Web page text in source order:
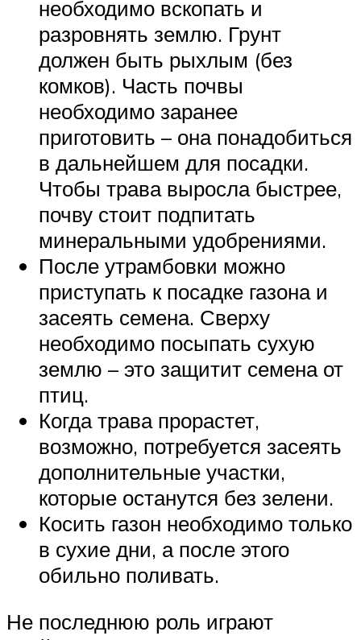
необходимо вскопать и
разровнять землю. Грунт
должен быть рыхлым (без
комков). Часть почвы
необходимо заранее
приготовить – она понадобиться
в дальнейшем для посадки.
Чтобы трава выросла быстрее,
почву стоит подпитать
минеральными удобрениями.
После утрамбовки можно
приступать к посадке газона и
засеять семена. Сверху
необходимо посыпать сухую
землю – это защитит семена от
птиц.
Когда трава прорастет,
возможно, потребуется засеять
дополнительные участки,
которые останутся без зелени.
Косить газон необходимо только
в сухие дни, а после этого
обильно поливать.
Не последнюю роль играют